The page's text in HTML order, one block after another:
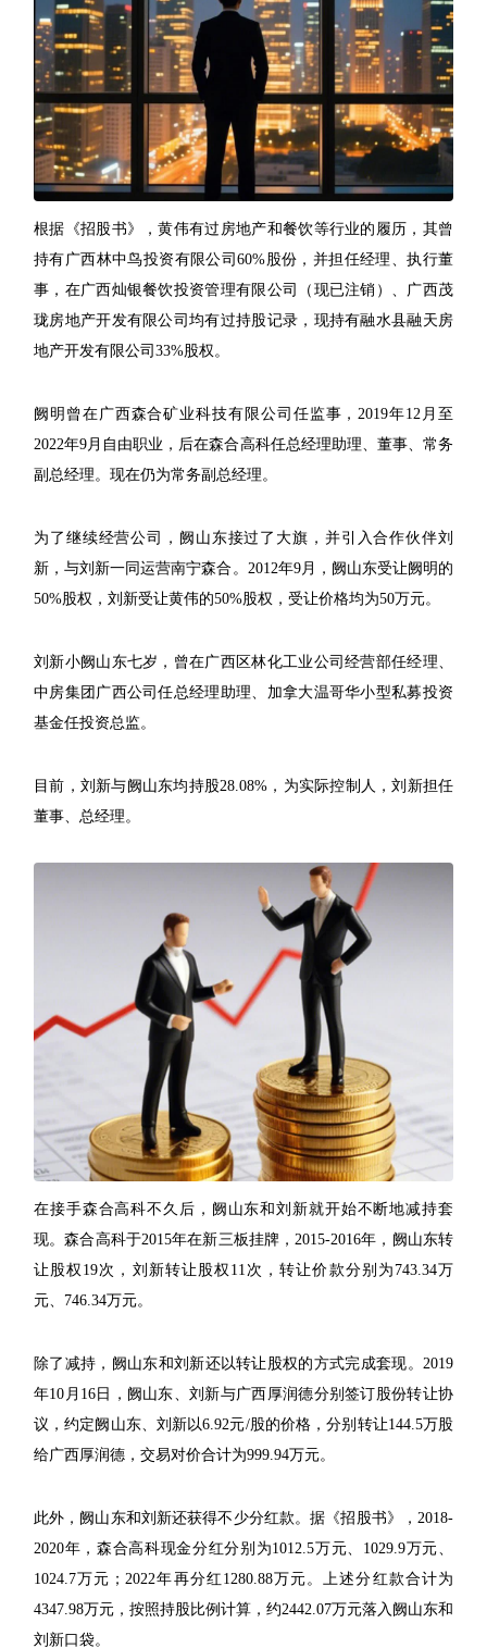
根据《招股书》，黄伟有过房地产和餐饮等行业的履历，其曾
持有广西林中鸟投资有限公司60%股份，并担任经理、执行董
事，在广西灿银餐饮投资管理有限公司（现已注销）、广西茂
珑房地产开发有限公司均有过持股记录，现持有融水县融天房
地产开发有限公司33%股权。
阙明曾在广西森合矿业科技有限公司任监事，2019年12月至
2022年9月自由职业，后在森合高科任总经理助理、董事、常务
副总经理。现在仍为常务副总经理。
为了继续经营公司，阙山东接过了大旗，并引入合作伙伴刘
新，与刘新一同运营南宁森合。2012年9月，阙山东受让阙明的
50%股权，刘新受让黄伟的50%股权，受让价格均为50万元。
刘新小阙山东七岁，曾在广西区林化工业公司经营部任经理、
中房集团广西公司任总经理助理、加拿大温哥华小型私募投资
基金任投资总监。
目前，刘新与阙山东均持股28.08%，为实际控制人，刘新担任
董事、总经理。
在接手森合高科不久后，阙山东和刘新就开始不断地减持套
现。森合高科于2015年在新三板挂牌，2015-2016年，阙山东转
让股权19次，刘新转让股权11次，转让价款分别为743.34万
元、746.34万元。
除了减持，阙山东和刘新还以转让股权的方式完成套现。2019
年10月16日，阙山东、刘新与广西厚润德分别签订股份转让协
议，约定阙山东、刘新以6.92元/股的价格，分别转让144.5万股
给广西厚润德，交易对价合计为999.94万元。
此外，阙山东和刘新还获得不少分红款。据《招股书》，2018-
2020年，森合高科现金分红分别为1012.5万元、1029.9万元、
1024.7万元；2022年再分红1280.88万元。上述分红款合计为
4347.98万元，按照持股比例计算，约2442.07万元落入阙山东和
刘新口袋。